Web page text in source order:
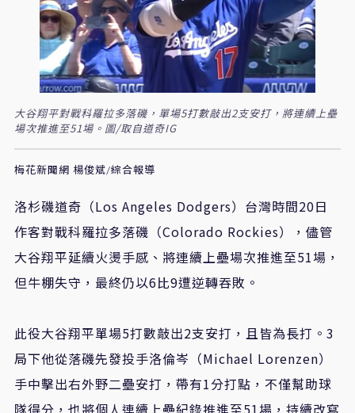
大谷翔平對戰科羅拉多落磯，單場5打數敲出2支安打，將連續上壘
場次推進至51場。圖/取自道奇IG
梅花新聞網 楊俊斌/綜合報導
洛杉磯道奇（Los Angeles Dodgers）台灣時間20日
作客對戰科羅拉多落磯（Colorado Rockies），儘管
大谷翔平延續火燙手感、將連續上壘場次推進至51場，
但牛棚失守，最終仍以6比9遭逆轉吞敗。
此役大谷翔平單場5打數敲出2支安打，且皆為長打。3
局下他從落磯先發投手洛倫岑（Michael Lorenzen）
手中擊出右外野二壘安打，帶有1分打點，不僅幫助球
隊得分，也將個人連續上壘紀錄推進至51場，持續改寫